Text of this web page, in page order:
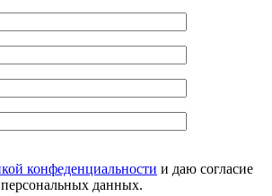
конфеденциальности и даю согласие
данных.